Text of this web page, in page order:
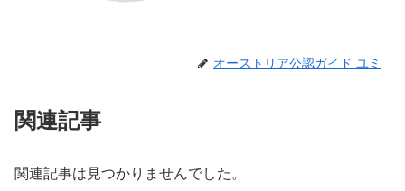
オーストリア公認ガイド ユミ
関連記事
関連記事は見つかりませんでした。